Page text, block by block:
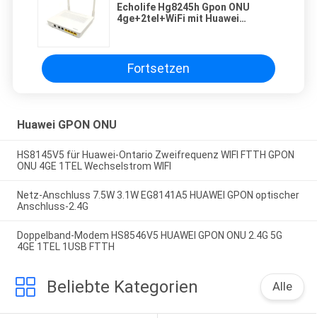
Echolife Hg8245h Gpon ONU
4ge+2tel+WiFi mit Huawei
Fortsetzen
Huawei GPON ONU
HS8145V5 für Huawei-Ontario Zweifrequenz WIFI FTTH GPON
ONU 4GE 1TEL Wechselstrom WIFI
Netz-Anschluss 7.5W 3.1W EG8141A5 HUAWEI GPON optischer
Anschluss-2.4G
Doppelband-Modem HS8546V5 HUAWEI GPON ONU 2.4G 5G
4GE 1TEL 1USB FTTH
Beliebte Kategorien Alle